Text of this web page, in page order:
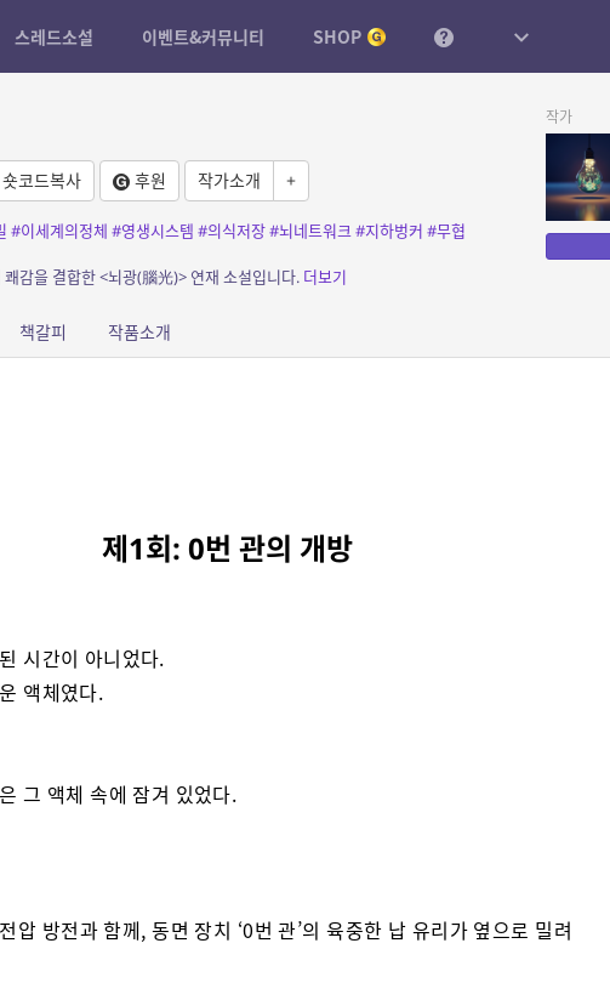
스레드소설 이벤트&커뮤니티 SHOP
숏코드복사 후원 작가소개 +
#이세계의정체 #영생시스템 #의식저장#뇌네트워크#지하벙커 #무협
감을 결합한 <뇌광(腦光)> 연재 소설입니다. 더보기
작가
책갈피 작품소개
제1회: 0번 관의 개방
시간이 아니었다.
액체였다.
그 액체 속에 잠겨 있었다.
압 방전과 함께, 동면 장치 ‘0번 관’의 육중한 납 유리가 옆으로 밀려